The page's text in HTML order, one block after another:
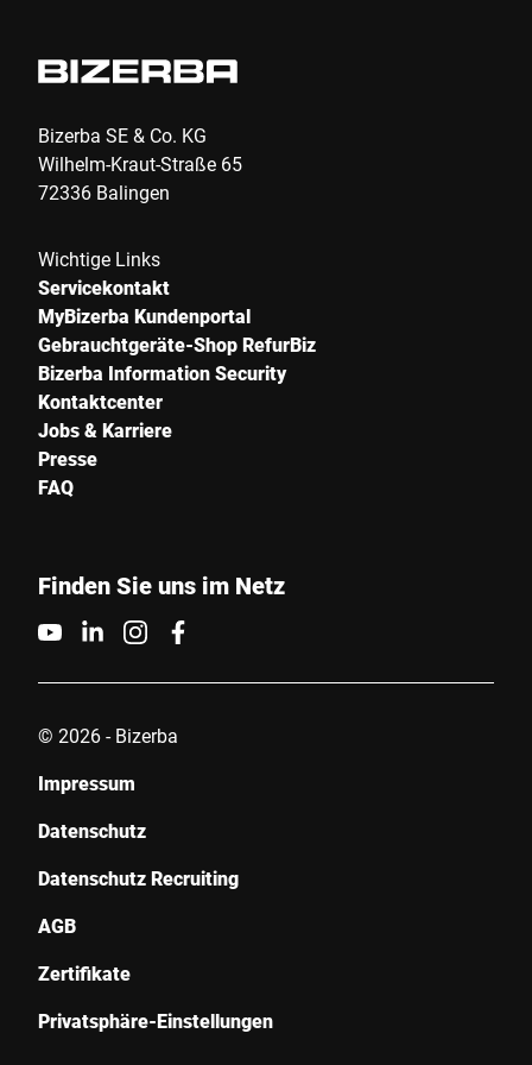
Bizerba SE & Co. KG
Wilhelm-Kraut-Straße 65
72336 Balingen
Wichtige Links
Servicekontakt
MyBizerba Kundenportal
Gebrauchtgeräte-Shop RefurBiz
Bizerba Information Security
Kontaktcenter
Jobs & Karriere
Presse
FAQ
Finden Sie uns im Netz
© 2026 - Bizerba
Impressum
Datenschutz
Datenschutz Recruiting
AGB
Zertifikate
Privatsphäre-Einstellungen